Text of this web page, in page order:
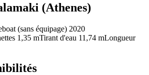
(Athenes)
(sans équipage) 2020
1,35 mTirant d'eau 11,74 mLongueur